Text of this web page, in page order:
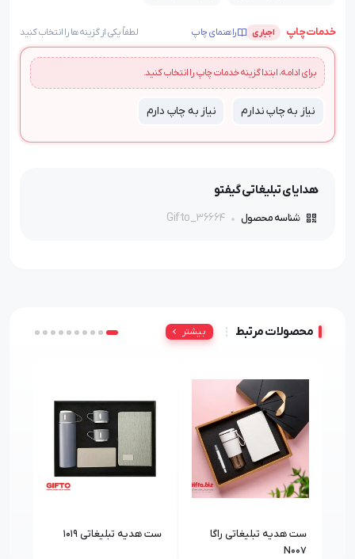
خدمات چاپ اجباری راهنمای چاپ لطفاً یکی از گزینه‌ها را انتخاب کنید
برای ادامه، ابتدا گزینه خدمات چاپ را انتخاب کنید.
نیاز به چاپ ندارم نیاز به چاپ دارم
هدایای تبلیغاتی گیفتو
شناسه محصول Gifto_36664
محصولات مرتبط بیشتر
ست هدیه تبلیغاتی راگا
N007
ست هدیه تبلیغاتی 1019